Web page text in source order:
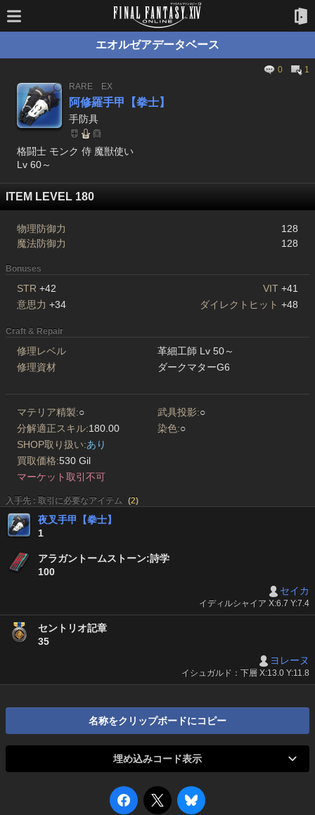
エオルゼアデータベース
0
1
RARE
EX
阿修羅手甲【拳士】
手防具
格闘士 モンク 侍 魔獣使い
Lv 60～
ITEM LEVEL 180
物理防御力
128
魔法防御力
128
Bonuses
STR +42 VIT +41
意思力 +34 ダイレクトヒット +48
Craft & Repair
修理レベル
革細工師 Lv 50～
修理資材
ダークマターG6
マテリア精製:○ 武具投影:○
分解適正スキル:180.00 染色:○
SHOP取り扱い:あり
買取価格:530 Gil
マーケット取引不可
入手先 : 取引に必要なアイテム (2)
夜叉手甲【拳士】
1
アラガントームストーン:詩学
100
セイカ
イディルシャイア X:6.7 Y:7.4
セントリオ記章
35
ヨレーヌ
イシュガルド：下層 X:13.0 Y:11.8
名称をクリップボードにコピー
埋め込みコード表示